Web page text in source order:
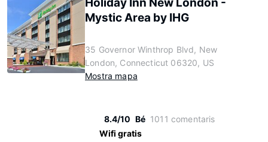
Mystic Area by IHG
35 Governor Winthrop Blvd, New
London, Connecticut 06320, US
Mostra mapa
8.4/10 Bé 1011 comentaris
Wifi gratis